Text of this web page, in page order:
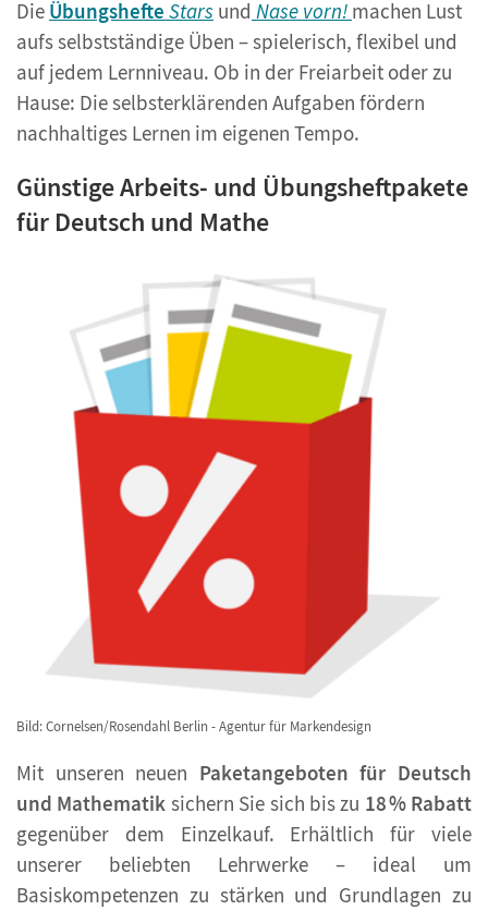
Die Übungshefte Stars und Nase vorn! machen Lust
aufs selbstständige Üben – spielerisch, flexibel und
auf jedem Lernniveau. Ob in der Freiarbeit oder zu
Hause: Die selbsterklärenden Aufgaben fördern
nachhaltiges Lernen im eigenen Tempo.
Günstige Arbeits- und Übungsheftpakete
für Deutsch und Mathe
Bild: Cornelsen/Rosendahl Berlin - Agentur für Markendesign
Mit unseren neuen Paketangeboten für Deutsch
und Mathematik sichern Sie sich bis zu 18 % Rabatt
gegenüber dem Einzelkauf. Erhältlich für viele
unserer beliebten Lehrwerke – ideal um
Basiskompetenzen zu stärken und Grundlagen zu